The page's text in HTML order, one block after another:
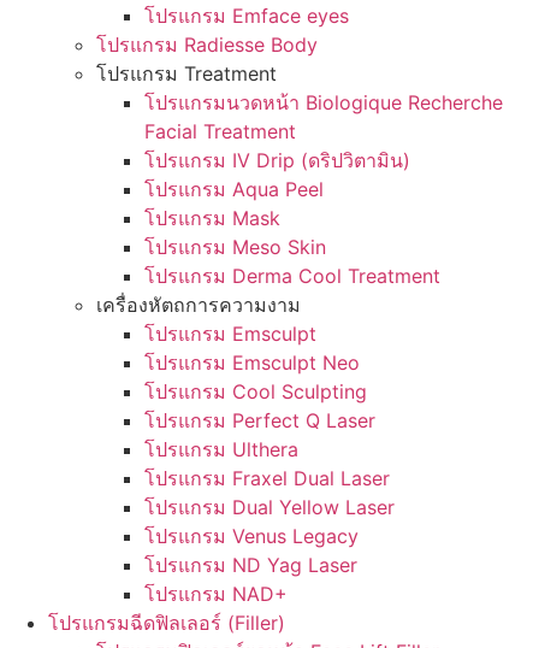
โปรแกรม Emface eyes
โปรแกรม Radiesse Body
โปรแกรม Treatment
โปรแกรมนวดหน้า Biologique Recherche
Facial Treatment
โปรแกรม IV Drip (ดริปวิตามิน)
โปรแกรม Aqua Peel
โปรแกรม Mask
โปรแกรม Meso Skin
โปรแกรม Derma Cool Treatment
เครื่องหัตถการความงาม
โปรแกรม Emsculpt
โปรแกรม Emsculpt Neo
โปรแกรม Cool Sculpting
โปรแกรม Perfect Q Laser
โปรแกรม Ulthera
โปรแกรม Fraxel Dual Laser
โปรแกรม Dual Yellow Laser
โปรแกรม Venus Legacy
โปรแกรม ND Yag Laser
โปรแกรม NAD+
โปรแกรมฉีดฟิลเลอร์ (Filler)